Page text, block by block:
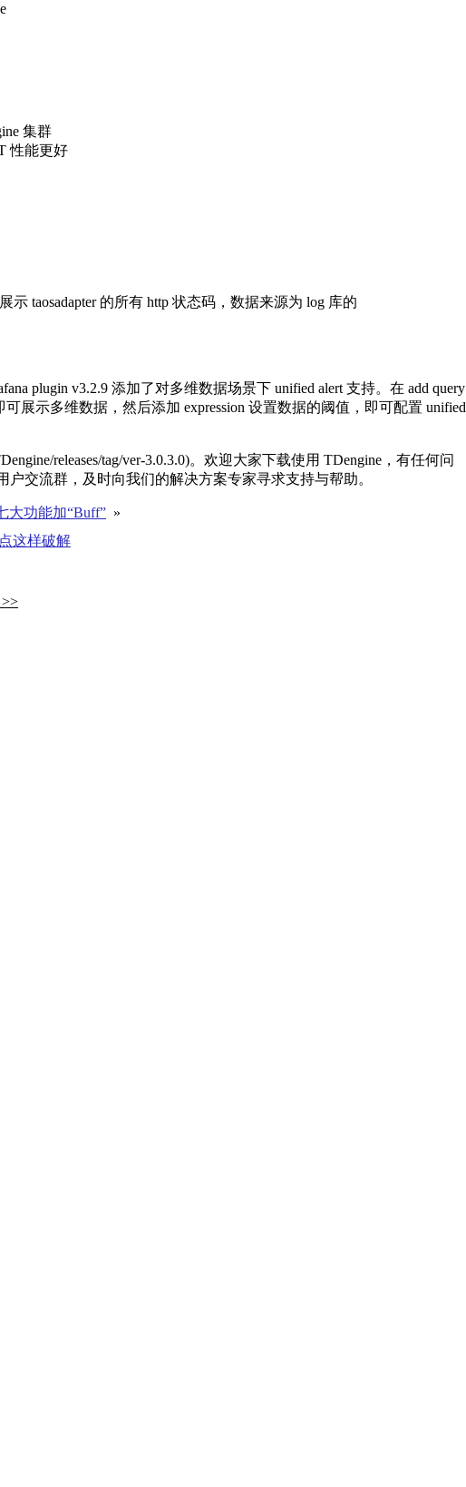
集群
性能更好
示 taosadapter 的所有 http 状态码，数据来源为 log 库的
plugin v3.2.9 添加了对多维数据场景下 unified alert 支持。在 add query
可展示多维数据，然后添加 expression 设置数据的阈值，即可配置 unified
releases/tag/ver-3.0.3.0)。欢迎大家下载使用 TDengine，有任何问
户交流群，及时向我们的解决方案专家寻求支持与帮助。
大功能加“Buff” »
这样破解